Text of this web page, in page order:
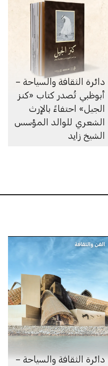
دائرة الثقافة والسياحة –
أبوظبي تُصدر كتاب «كنز
الجيل» احتفاءً بالإرث
الشعري للوالد المؤسس
الشيخ زايد
الفن والثقافة
دائرة الثقافة والسياحة –